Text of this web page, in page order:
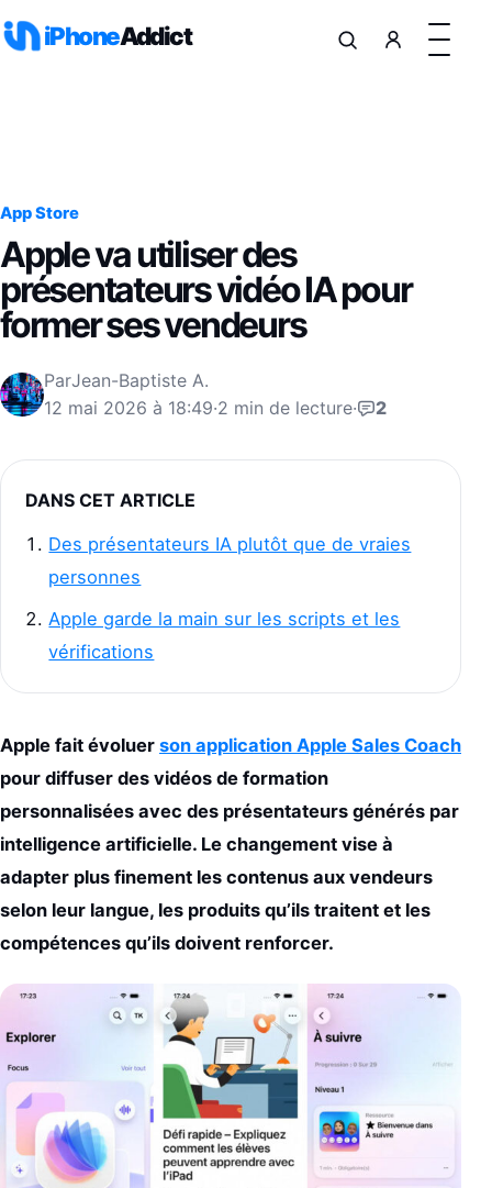
iPhoneAddict
App Store
Apple va utiliser des
présentateurs vidéo IA pour
former ses vendeurs
ParJean-Baptiste A.
12 mai 2026 à 18:49·2 min de lecture· 2
DANS CET ARTICLE
Des présentateurs IA plutôt que de vraies
personnes
Apple garde la main sur les scripts et les
vérifications
Apple fait évoluer son application Apple Sales Coach
pour diffuser des vidéos de formation
personnalisées avec des présentateurs générés par
intelligence artificielle. Le changement vise à
adapter plus finement les contenus aux vendeurs
selon leur langue, les produits qu’ils traitent et les
compétences qu’ils doivent renforcer.